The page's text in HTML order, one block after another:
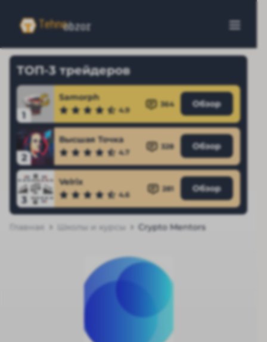
ТОП-3 трейдеров
1
Samorph
4.9
364 Обзор
2
Высшая Точка
4.7
328 Обзор
3
Velrix
4.6
281 Обзор
Главная Школы и курсы Crypto Mentors